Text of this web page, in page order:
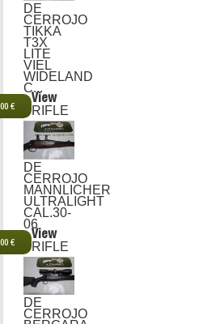
DE
CERROJO
TIKKA
T3X
LITE
VIEL
WIDELAND
C...
€
View
RIFLE
DE
CERROJO
MANNLICHER
ULTRALIGHT
CAL.30-
06
€
View
RIFLE
DE
CERROJO